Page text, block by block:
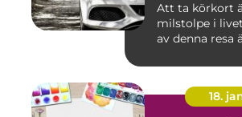
Att ta körkort
milstolpe i
av denna resa
18.